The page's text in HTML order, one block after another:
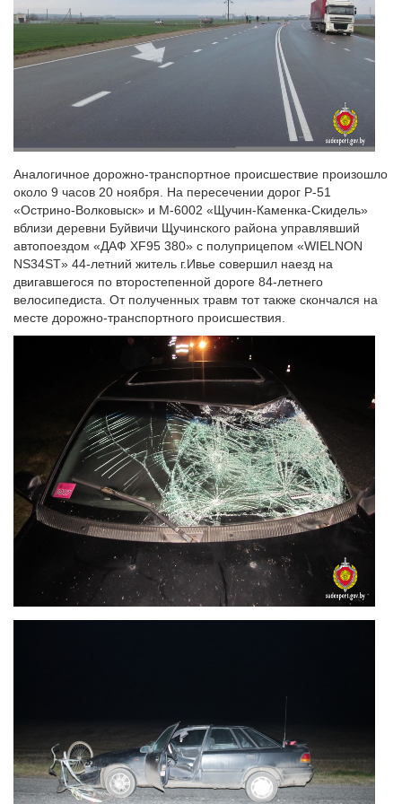
Аналогичное дорожно-транспортное происшествие произошло
около 9 часов 20 ноября. На пересечении дорог Р-51
«Острино-Волковыск» и М-6002 «Щучин-Каменка-Скидель»
вблизи деревни Буйвичи Щучинского района управлявший
автопоездом «ДАФ XF95 380» с полуприцепом «WIELNON
NS34ST» 44-летний житель г.Ивье совершил наезд на
двигавшегося по второстепенной дороге 84-летнего
велосипедиста. От полученных травм тот также скончался на
месте дорожно-транспортного происшествия.